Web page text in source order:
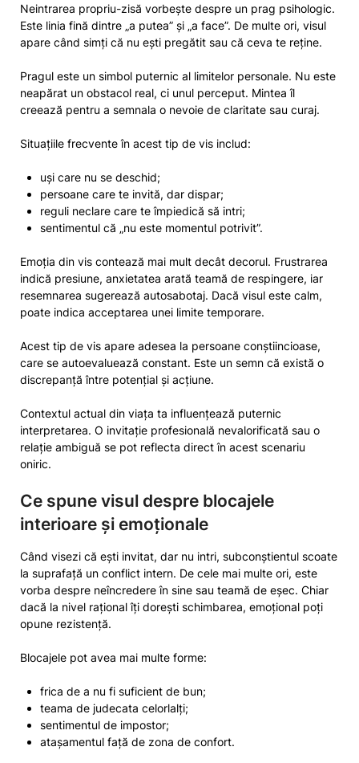
Neintrarea propriu-zisă vorbește despre un prag psihologic.
Este linia fină dintre „a putea” și „a face”. De multe ori, visul
apare când simți că nu ești pregătit sau că ceva te reține.
Pragul este un simbol puternic al limitelor personale. Nu este
neapărat un obstacol real, ci unul perceput. Mintea îl
creează pentru a semnala o nevoie de claritate sau curaj.
Situațiile frecvente în acest tip de vis includ:
uși care nu se deschid;
persoane care te invită, dar dispar;
reguli neclare care te împiedică să intri;
sentimentul că „nu este momentul potrivit”.
Emoția din vis contează mai mult decât decorul. Frustrarea
indică presiune, anxietatea arată teamă de respingere, iar
resemnarea sugerează autosabotaj. Dacă visul este calm,
poate indica acceptarea unei limite temporare.
Acest tip de vis apare adesea la persoane conștiincioase,
care se autoevaluează constant. Este un semn că există o
discrepanță între potențial și acțiune.
Contextul actual din viața ta influențează puternic
interpretarea. O invitație profesională nevalorificată sau o
relație ambiguă se pot reflecta direct în acest scenariu
oniric.
Ce spune visul despre blocajele
interioare și emoționale
Când visezi că ești invitat, dar nu intri, subconștientul scoate
la suprafață un conflict intern. De cele mai multe ori, este
vorba despre neîncredere în sine sau teamă de eșec. Chiar
dacă la nivel rațional îți dorești schimbarea, emoțional poți
opune rezistență.
Blocajele pot avea mai multe forme:
frica de a nu fi suficient de bun;
teama de judecata celorlalți;
sentimentul de impostor;
atașamentul față de zona de confort.